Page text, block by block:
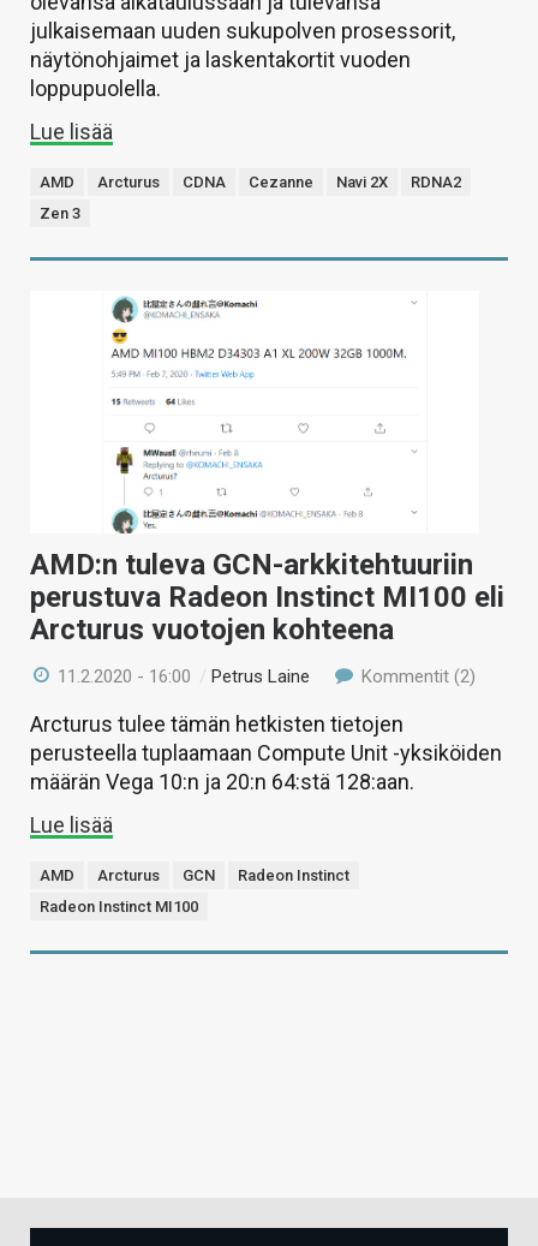
julkaisemaan uuden sukupolven prosessorit,
näytönohjaimet ja laskentakortit vuoden
loppupuolella.
Lue lisää
AMD Arcturus CDNA Cezanne Navi 2X
RDNA2
Zen 3
AMD:n tuleva GCN-arkkitehtuuriin
perustuva Radeon Instinct MI100 eli
Arcturus vuotojen kohteena
11.2.2020 - 16:00 / Petrus Laine Kommentit (2)
Arcturus tulee tämän hetkisten tietojen
perusteella tuplaamaan Compute Unit -yksiköiden
määrän Vega 10:n ja 20:n 64:stä 128:aan.
Lue lisää
AMD Arcturus GCN
Radeon Instinct
Radeon Instinct MI100